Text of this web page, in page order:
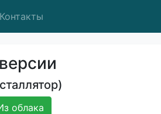
Контакты
облака